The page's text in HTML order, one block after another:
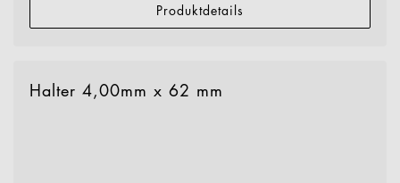
Produktdetails
Halter 4,00mm x 62 mm